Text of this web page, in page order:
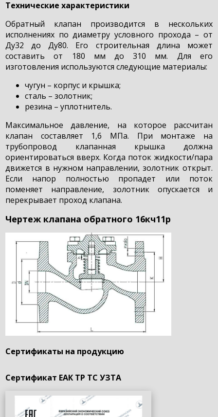
Технические характеристики
Обратный клапан производится в нескольких
исполнениях по диаметру условного прохода – от
Ду32 до Ду80. Его строительная длина может
составить от 180 мм до 310 мм. Для его
изготовления используются следующие материалы:
чугун – корпус и крышка;
сталь – золотник;
резина – уплотнитель.
Максимальное давление, на которое рассчитан
клапан составляет 1,6 МПа. При монтаже на
трубопровод клапанная крышка должна
ориентироваться вверх. Когда поток жидкости/пара
движется в нужном направлении, золотник открыт.
Если напор полностью пропадет или поток
поменяет направление, золотник опускается и
перекрывает проход клапана.
Чертеж клапана обратного 16кч11р
Сертификаты на продукцию
Сертификат ЕАК ТР ТС УЗТА